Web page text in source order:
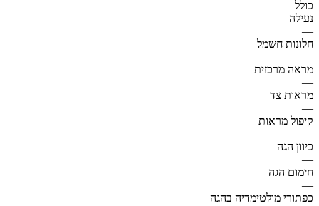
כולל
נעילה
—
חלונות חשמל
—
מראה מרכזית
—
מראות צד
—
קיפול מראות
—
כיוון הגה
—
חימום הגה
—
כפתורי מולטימדיה בהגה